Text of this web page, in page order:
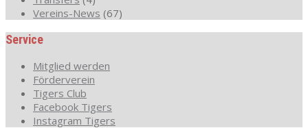
Vereins-News (67)
Service
Mitglied werden
Förderverein
Tigers Club
Facebook Tigers
Instagram Tigers